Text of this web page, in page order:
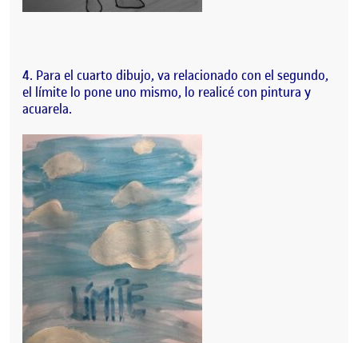
4. Para el cuarto dibujo, va relacionado con el segundo,
el límite lo pone uno mismo, lo realicé con pintura y
acuarela.